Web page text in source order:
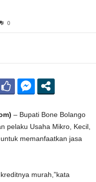
0
– Bupati Bone Bolango
pelaku Usaha Mikro, Kecil,
memanfaatkan jasa
murah,”kata